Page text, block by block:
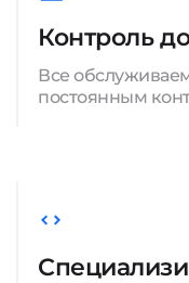
Контроль
Все
постоянным